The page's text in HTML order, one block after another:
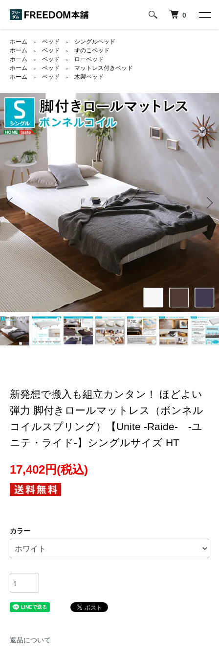
0
ホーム ＞ ベッド ＞
シングルベッド
ホーム
＞ ベッド ＞
すのこベッド
ホーム
＞ ベッド ＞
ローベッド
ホーム
＞ ベッド ＞
マットレス付きベッド
ホーム
＞ ベッド ＞ 木製ベッド
新発想で搬入も組立カンタン！ ほどよい
弾力 脚付きロールマットレス（ボンネル
コイルスプリング）【Unite -Raide- -ユ
ニテ・ライド-】シングルサイズ HT
17,402円(税込)
カラー
返品について